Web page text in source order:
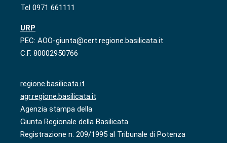
Tel 0971 661111
URP
PEC: AOO-giunta@cert.regione.basilicata.it
C.F. 80002950766
regione.basilicata.it
agr.regione.basilicata.it
Agenzia stampa della
Giunta Regionale della Basilicata
Registrazione n. 209/1995 al Tribunale di Potenza